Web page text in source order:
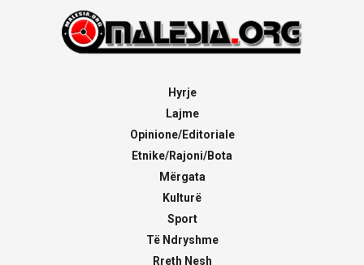
Hyrje
Lajme
Opinione/Editoriale
Etnike/Rajoni/Bota
Mërgata
Kulturë
Sport
Të Ndryshme
Rreth Nesh